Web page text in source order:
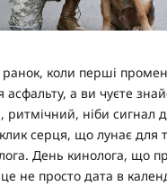
ранок, коли перші
асфальту, а ви чуєте
ритмічний, ніби сигнал
серця, що лунає для
День кинолога, що
не просто дата в